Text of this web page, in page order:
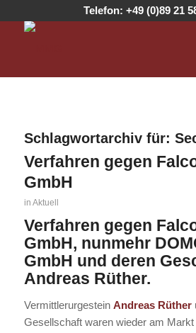
Telefon:+49 (0)89 21
Schlagwortarchiv für:
Verfahren gegen
GmbH
in Aktuell
Verfahren gegen
GmbH, nunmehr
GmbH und deren
Andreas Rüther.
Vermittlerurgestein Andreas Rüther
Gesellschaft waren wieder am Markt